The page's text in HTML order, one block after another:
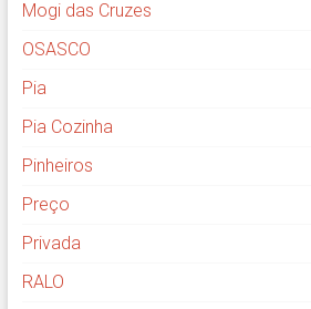
Mogi das Cruzes
OSASCO
Pia
Pia Cozinha
Pinheiros
Preço
Privada
RALO